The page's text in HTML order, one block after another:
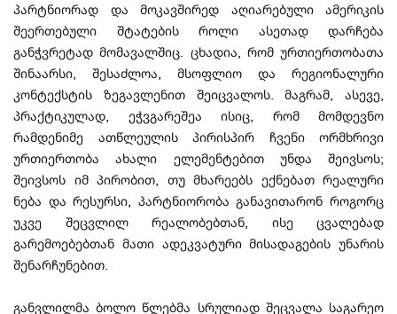
პარტნიორად და მოკავშირედ აღიარებული ამერიკის
შეერთებული შტატების როლი ასეთად დარჩება
განჭვრეტად მომავალშიც. ცხადია, რომ ურთიერთობათა
შინაარსი, შესაძლოა, მსოფლიო და რეგიონალური
კონტექსტის ზეგავლენით შეიცვალოს. მაგრამ, ასევე,
პრაქტიკულად, ეჭვგარეშეა ისიც, რომ მომდევნო
რამდენიმე ათწლეულის პირისპირ ჩვენი ორმხრივი
ურთიერთობა ახალი ელემენტებით უნდა შეივსოს;
შეივსოს იმ პირობით, თუ მხარეებს ექნებათ რეალური
ნება და რესურსი, პარტნიორობა განავითარონ როგორც
უკვე შეცვლილ რეალობებთან, ისე ცვალებად
გარემოებებთან მათი ადეკვატური მისადაგების უნარის
შენარჩუნებით.
განვლილმა ბოლო წლებმა სრულიად შეცვალა საგარეო